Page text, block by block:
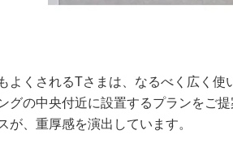
よくされるTさまは、なるべく広く使
グの中央付近に設置するプランをご
が、重厚感を演出しています。